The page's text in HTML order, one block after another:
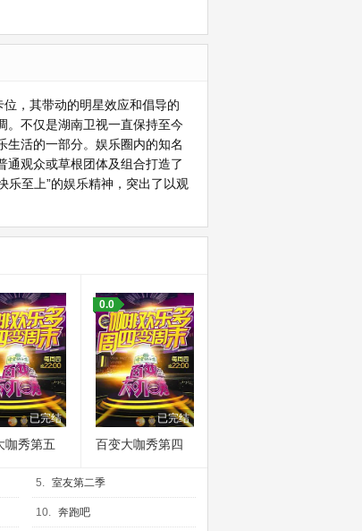
，其带动的明星效应和倡导的
。不仅是湖南卫视一直保持至今
生活的一部分。娱乐圈内的知名
通观众或草根团体及组合打造了
乐至上”的娱乐精神，突出了以观
已完结
咖秀第五
已完结
0.0
百变大咖秀第四
5. 室友第二季
10. 奔跑吧